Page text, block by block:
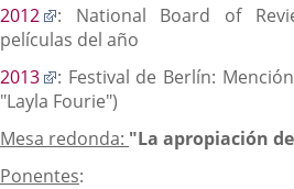
2012
Enlace
a
aplicación
externa.
: National Board of
películas del año
2013
Enlace
a
aplicación
externa.
: Festival de Berlín:
"Layla Fourie")
Mesa redonda: "La apropiación
Ponentes: